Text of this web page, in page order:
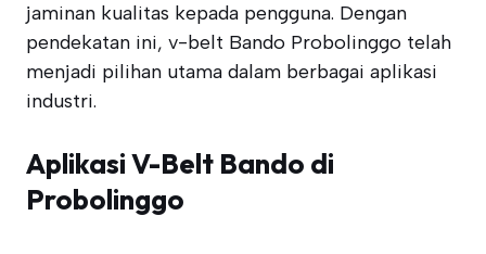
jaminan kualitas kepada pengguna. Dengan
pendekatan ini, v-belt Bando Probolinggo telah
menjadi pilihan utama dalam berbagai aplikasi
industri.
Aplikasi V-Belt Bando di
Probolinggo